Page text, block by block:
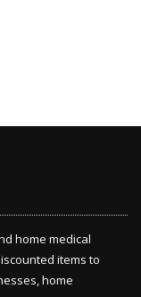
home medical
items to
home